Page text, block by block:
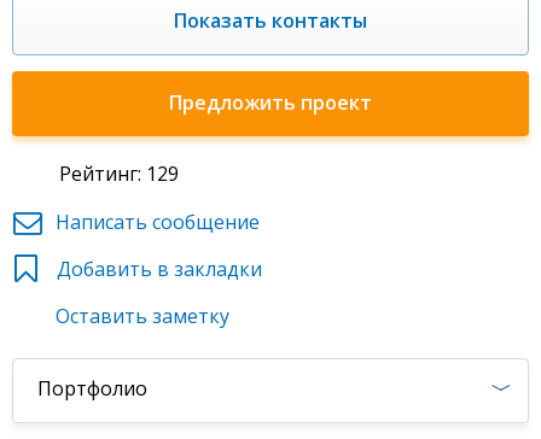
Показать контакты
Предложить проект
Рейтинг: 129
Написать сообщение
Добавить в закладки
Оставить заметку
Портфолио